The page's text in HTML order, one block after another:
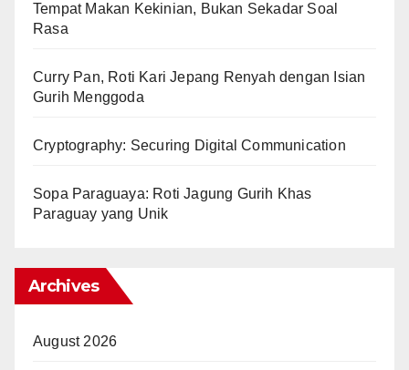
Tempat Makan Kekinian, Bukan Sekadar Soal
Rasa
Curry Pan, Roti Kari Jepang Renyah dengan Isian
Gurih Menggoda
Cryptography: Securing Digital Communication
Sopa Paraguaya: Roti Jagung Gurih Khas
Paraguay yang Unik
Archives
August 2026